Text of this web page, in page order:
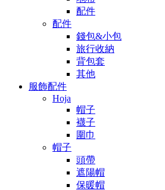
配件
配件
錢包&小包
旅行收納
背包套
其他
服飾配件
Hoja
帽子
襪子
圍巾
帽子
頭帶
遮陽帽
保暖帽